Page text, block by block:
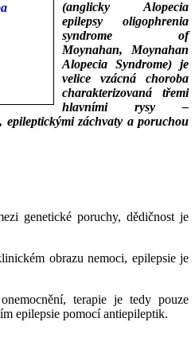
(anglicky Alopecia
epilepsy oligophrenia
syndrome of
Moynahan, Moynahan
Alopecia Syndrome) je
velice vzácná choroba
charakterizovaná třemi
hlavními rysy –
epileptickými záchvaty a poruchou
genetické poruchy, dědičnost je
obrazu nemoci, epilepsie je
terapie je tedy pouze
epilepsie pomocí antiepileptik.